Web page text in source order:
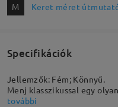
M Keret méret
Specifikációk
Jellemzők: Fém; Könnyű.
Menj klasszikussal egy
minimalista, és bármilyen
további